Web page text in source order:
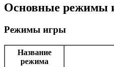
Основные режимы
Режимы игры
Название
режима